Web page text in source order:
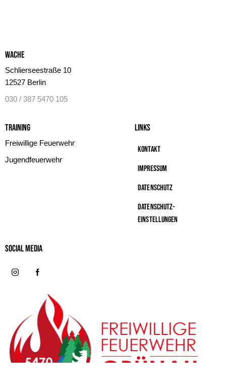
Wache
Schlierseestraße 10
12527 Berlin
030 / 387 5470 105
Training
Freiwillige Feuerwehr
Jugendfeuerwehr
Links
Kontakt
Impressum
Datenschutz
Datenschutz-
Einstellungen
Social MeDIA